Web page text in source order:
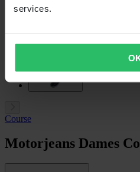
services.
Course
Motorjeans Dames